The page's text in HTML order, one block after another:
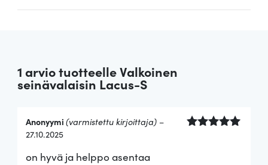
1 arvio tuotteelleValkoinen
seinävalaisin Lacus-S
Anonyymi(varmistettu kirjoittaja) –
27.10.2025
on hyvä ja helppo asentaa